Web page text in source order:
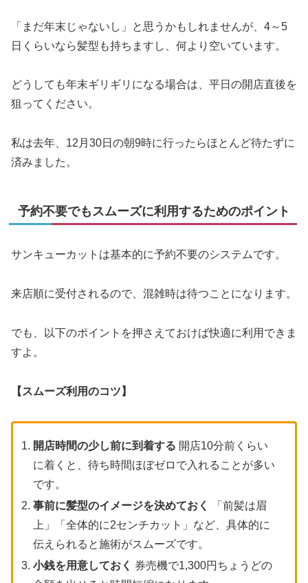
「まだ年末じゃないし」と思うかもしれませんが、4～5
日くらいなら髪型も持ちますし、何より空いています。
どうしても年末ギリギリになる場合は、平日の開店直後を
狙ってください。
私は去年、12月30日の朝9時に行ったらほとんど待たずに
済みました。
予約不要でもスムーズに利用するためのポイント
サンキューカットは基本的に予約不要のシステムです。
来店順に受付されるので、混雑時は待つことになります。
でも、以下のポイントを押さえておけば快適に利用できま
すよ。
【スムーズ利用のコツ】
開店時間の少し前に到着する 開店10分前くらい
に着くと、待ち時間ほぼゼロで入れることが多い
です。
事前に髪型のイメージを決めておく
「前髪は眉
上」「全体的に2センチカット」など、具体的に
伝えられると施術がスムーズです。
小銭を用意しておく 券売機で1,300円ちょうどの